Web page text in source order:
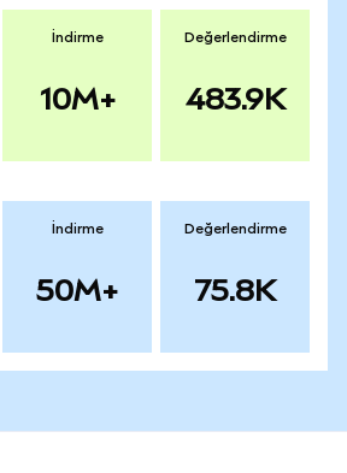
İndirme
10M+
Değerlendirme
483.9K
İndirme
50M+
Değerlendirme
75.8K